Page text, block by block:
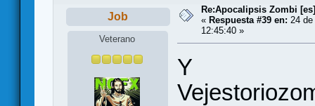
Job
Veterano
Re:Apocalipsis Zombi [es]
« Respuesta #39 en: 24
12:45:40 »
Y